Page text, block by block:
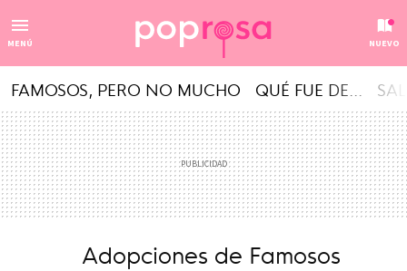
MENÚ NUEVO
FAMOSOS, PERO NO MUCHO QUÉ FUE DE...
Adopciones de Famosos